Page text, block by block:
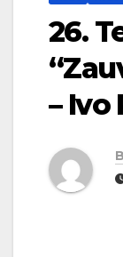
26.
– Ivo